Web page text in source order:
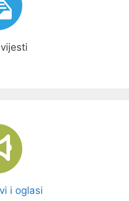
i oglasi